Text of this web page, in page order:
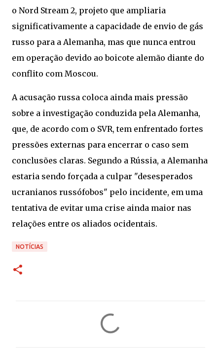
o Nord Stream 2, projeto que ampliaria
significativamente a capacidade de envio de gás
russo para a Alemanha, mas que nunca entrou
em operação devido ao boicote alemão diante do
conflito com Moscou.
A acusação russa coloca ainda mais pressão
sobre a investigação conduzida pela Alemanha,
que, de acordo com o SVR, tem enfrentado fortes
pressões externas para encerrar o caso sem
conclusões claras. Segundo a Rússia, a Alemanha
estaria sendo forçada a culpar "desesperados
ucranianos russófobos" pelo incidente, em uma
tentativa de evitar uma crise ainda maior nas
relações entre os aliados ocidentais.
NOTÍCIAS